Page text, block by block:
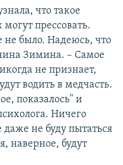
что такое
прессовать.
не было. Надеюсь, что
Зимина. – Самое
не признает,
водить в медчасть.
показалось" и
Ничего
не буду пытаться
наверное, будут